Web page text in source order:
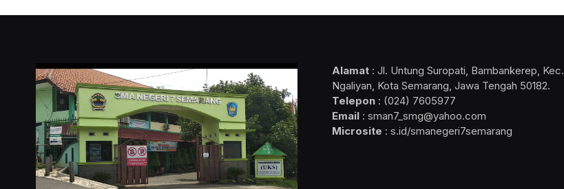
Alamat : Jl. Untung Suropati, Bambankerep, Kec.
Ngaliyan, Kota Semarang, Jawa Tengah 50182.
Telepon : (024) 7605977
Email : sman7_smg@yahoo.com
Microsite : s.id/smanegeri7semarang